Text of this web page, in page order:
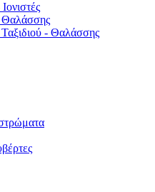
Θαλάσσης
- Θαλάσσης